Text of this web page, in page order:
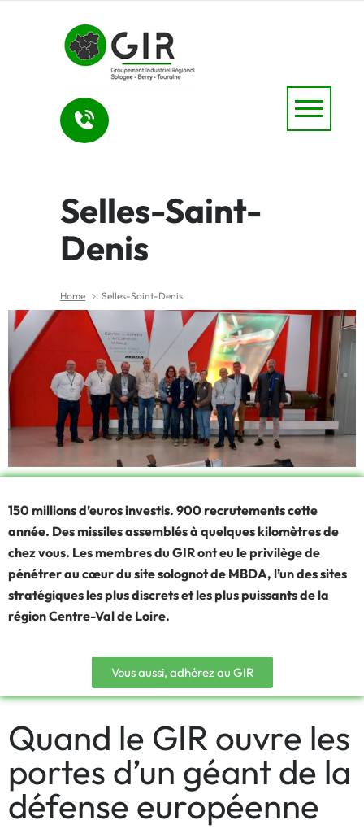
Selles-Saint-
Denis
Home Selles-Saint-Denis
150 millions d’euros investis. 900 recrutements cette
année. Des missiles assemblés à quelques kilomètres de
chez vous. Les membres du GIR ont eu le privilège de
pénétrer au cœur du site solognot de MBDA, l’un des sites
stratégiques les plus discrets et les plus puissants de la
région Centre-Val de Loire.
Vous aussi, adhérez au GIR
Quand le GIR ouvre les
portes d’un géant de la
défense européenne